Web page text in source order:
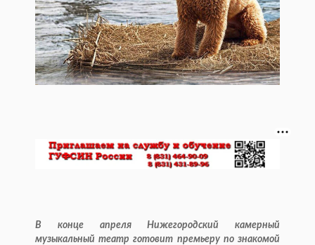
В конце апреля Нижегородский камерный
музыкальный театр готовит премьеру по знакомой